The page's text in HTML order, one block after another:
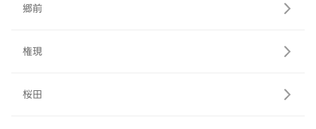
郷前
権現
桜田